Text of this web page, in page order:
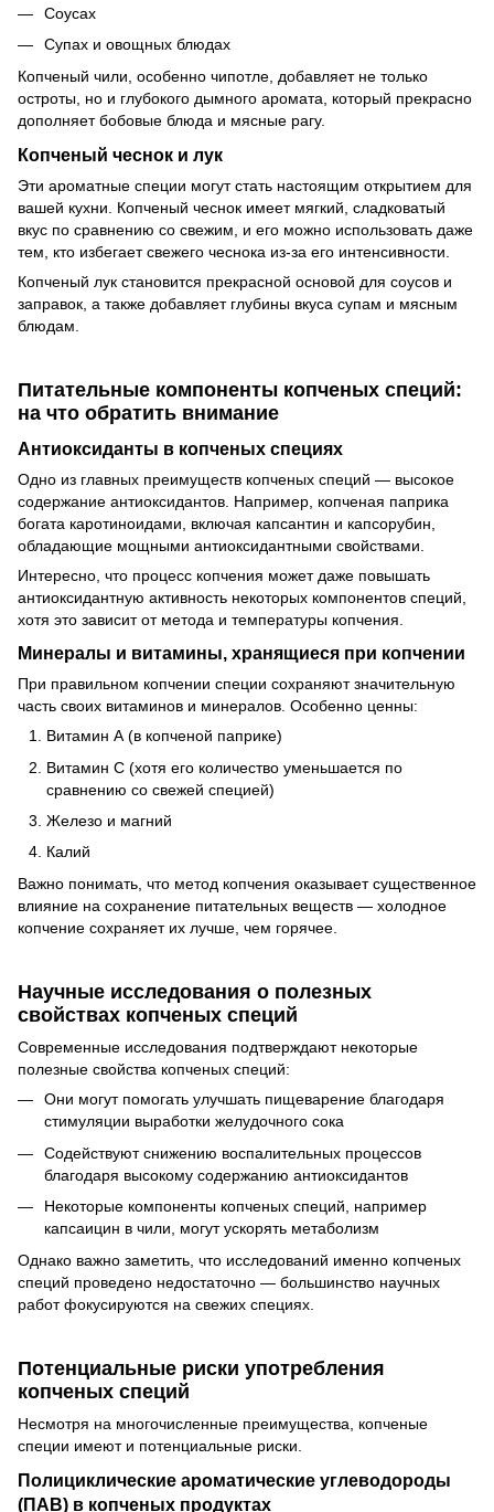
Соусах
Супах и овощных блюдах
Копченый чили, особенно чипотле, добавляет не только
остроты, но и глубокого дымного аромата, который прекрасно
дополняет бобовые блюда и мясные рагу.
Копченый чеснок и лук
Эти ароматные специи могут стать настоящим открытием для
вашей кухни. Копченый чеснок имеет мягкий, сладковатый
вкус по сравнению со свежим, и его можно использовать даже
тем, кто избегает свежего чеснока из-за его интенсивности.
Копченый лук становится прекрасной основой для соусов и
заправок, а также добавляет глубины вкуса супам и мясным
блюдам.
Питательные компоненты копченых специй:
на что обратить внимание
Антиоксиданты в копченых специях
Одно из главных преимуществ копченых специй — высокое
содержание антиоксидантов. Например, копченая паприка
богата каротиноидами, включая капсантин и капсорубин,
обладающие мощными антиоксидантными свойствами.
Интересно, что процесс копчения может даже повышать
антиоксидантную активность некоторых компонентов специй,
хотя это зависит от метода и температуры копчения.
Минералы и витамины, хранящиеся при копчении
При правильном копчении специи сохраняют значительную
часть своих витаминов и минералов. Особенно ценны:
Витамин А (в копченой паприке)
Витамин С (хотя его количество уменьшается по
сравнению со свежей специей)
Железо и магний
Калий
Важно понимать, что метод копчения оказывает существенное
влияние на сохранение питательных веществ — холодное
копчение сохраняет их лучше, чем горячее.
Научные исследования о полезных
свойствах копченых специй
Современные исследования подтверждают некоторые
полезные свойства копченых специй:
Они могут помогать улучшать пищеварение благодаря
стимуляции выработки желудочного сока
Содействуют снижению воспалительных процессов
благодаря высокому содержанию антиоксидантов
Некоторые компоненты копченых специй, например
капсаицин в чили, могут ускорять метаболизм
Однако важно заметить, что исследований именно копченых
специй проведено недостаточно — большинство научных
работ фокусируются на свежих специях.
Потенциальные риски употребления
копченых специй
Несмотря на многочисленные преимущества, копченые
специи имеют и потенциальные риски.
Полициклические ароматические углеводороды
(ПАВ) в копченых продуктах